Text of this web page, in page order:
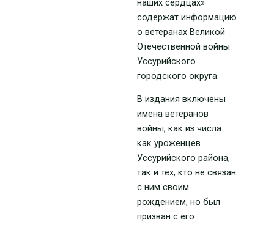
наших сердцах»
содержат информацию
о ветеранах Великой
Отечественной войны
Уссурийского
городского округа.
В издания включены
имена ветеранов
войны, как из числа
как уроженцев
Уссурийского района,
так и тех, кто не связан
с ним своим
рождением, но был
призван с его